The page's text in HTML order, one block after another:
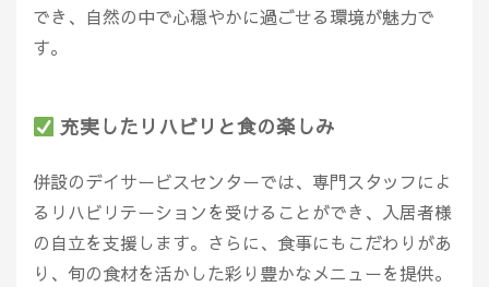
でき、自然の中で心穏やかに過ごせる環境が魅力で
す。
充実したリハビリと食の楽しみ
併設のデイサービスセンターでは、専門スタッフによ
るリハビリテーションを受けることができ、入居者様
の自立を支援します。さらに、食事にもこだわりがあ
り、旬の食材を活かした彩り豊かなメニューを提供。